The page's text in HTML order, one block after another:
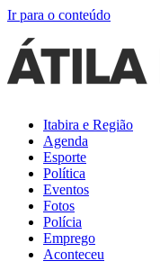
Ir para o conteúdo
Itabira e Região
Agenda
Esporte
Política
Eventos
Fotos
Polícia
Emprego
Aconteceu